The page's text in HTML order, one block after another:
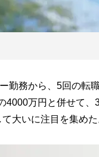
勤務から、5回の転
4000万円と併せて
大いに注目を集めた